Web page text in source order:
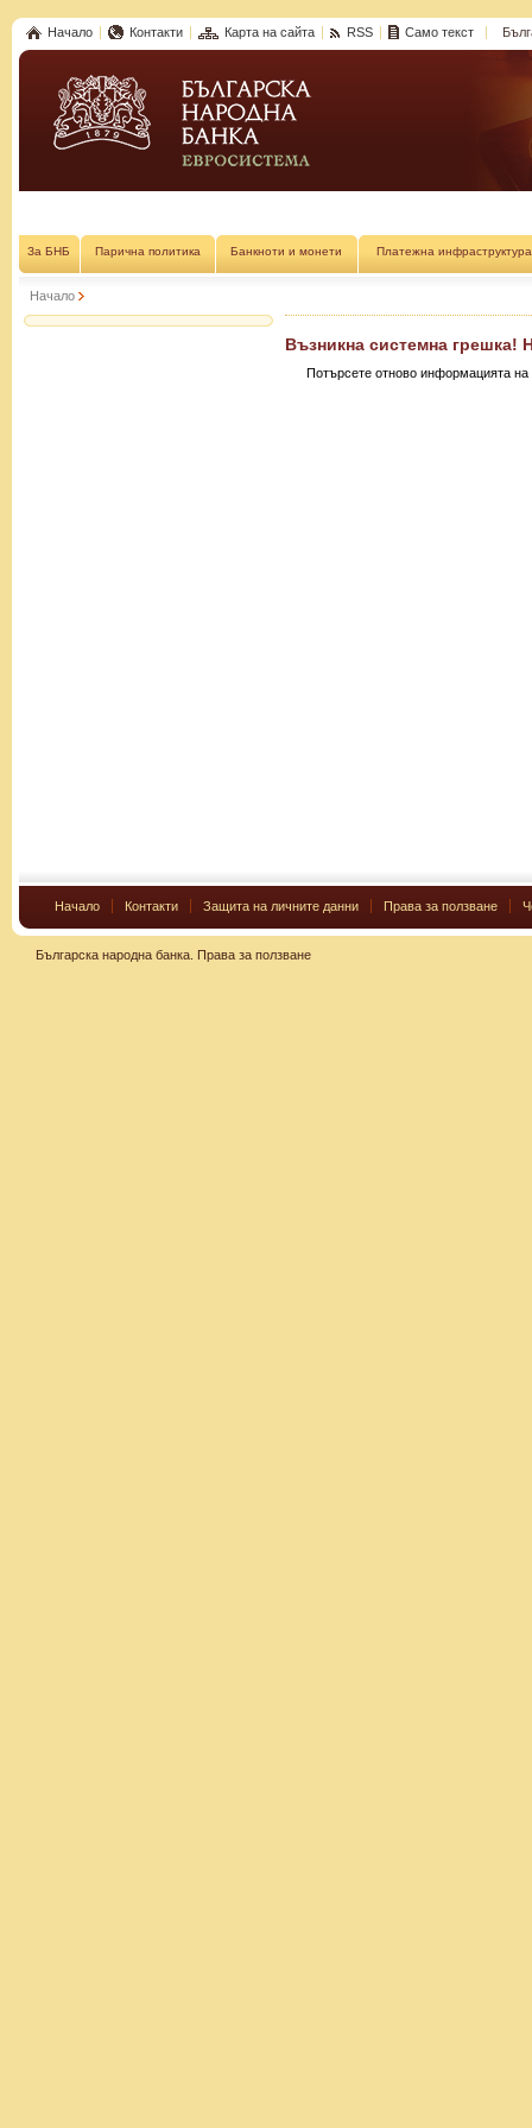
Начало Контакти Карта на сайта RSS Само текст
За БНБ Парична политика Банкноти и монети Платежна инфраструктура
Начало
Възникна системна грешка!
Потърсете отново информацията на
Начало Контакти Защита на личните данни Права за ползване
Българска народна банка. Права за ползване